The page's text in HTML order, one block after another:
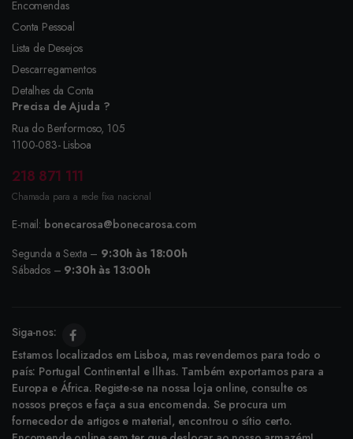
Encomendas
Conta Pessoal
Lista de Desejos
Descarregamentos
Detalhes da Conta
Precisa de Ajuda ?
Rua do Benformoso, 105
1100-083- Lisboa
218 871 111
Chamada para a rede fixa nacional
E-mail: bonecarosa@bonecarosa.com
Segunda a Sexta – 9:30h às 18:00h
Sábados – 9:30h às 13:00h
Siga-nos:
Estamos localizados em Lisboa, mas revendemos para todo o
país: Portugal Continental e Ilhas. Também exportamos para a
Europa e África. Registe-se na nossa loja online, consulte os
nossos preços e faça a sua encomenda. Se procura um
fornecedor de artigos e material, encontrou o sítio certo.